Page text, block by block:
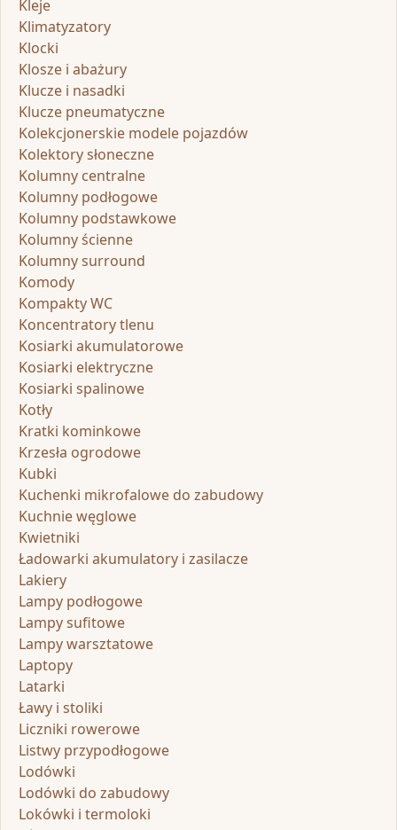
Kleje
Klimatyzatory
Klocki
Klosze i abażury
Klucze i nasadki
Klucze pneumatyczne
Kolekcjonerskie modele pojazdów
Kolektory słoneczne
Kolumny centralne
Kolumny podłogowe
Kolumny podstawkowe
Kolumny ścienne
Kolumny surround
Komody
Kompakty WC
Koncentratory tlenu
Kosiarki akumulatorowe
Kosiarki elektryczne
Kosiarki spalinowe
Kotły
Kratki kominkowe
Krzesła ogrodowe
Kubki
Kuchenki mikrofalowe do zabudowy
Kuchnie węglowe
Kwietniki
Ładowarki akumulatory i zasilacze
Lakiery
Lampy podłogowe
Lampy sufitowe
Lampy warsztatowe
Laptopy
Latarki
Ławy i stoliki
Liczniki rowerowe
Listwy przypodłogowe
Lodówki
Lodówki do zabudowy
Lokówki i termoloki